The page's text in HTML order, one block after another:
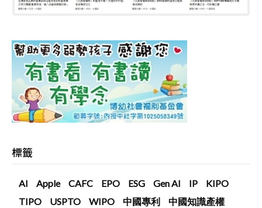
標籤
AI Apple CAFC EPO ESG Gen AI IP
KIPO
TIPO
USPTO WIPO 中國專利
中國知識產權